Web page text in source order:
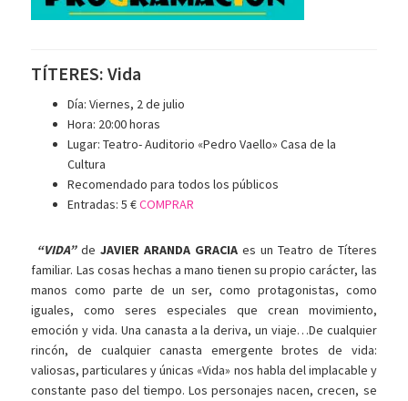
TÍTERES: Vida
Día: Viernes, 2 de julio
Hora: 20:00 horas
Lugar: Teatro- Auditorio «Pedro Vaello» Casa de la
Cultura
Recomendado para todos los públicos
Entradas: 5 €COMPRAR
“VIDA”de JAVIER ARANDA GRACIAes un Teatro de Títeres
familiar. Las cosas hechas a mano tienen su propio carácter, las
manos como parte de un ser, como protagonistas, como
iguales, como seres especiales que crean movimiento,
emoción y vida. Una canasta a la deriva, un viaje…De cualquier
rincón, de cualquier canasta emergente brotes de vida:
valiosas, particulares y únicas «Vida» nos habla del implacable y
constante paso del tiempo. Los personajes nacen, crecen, se